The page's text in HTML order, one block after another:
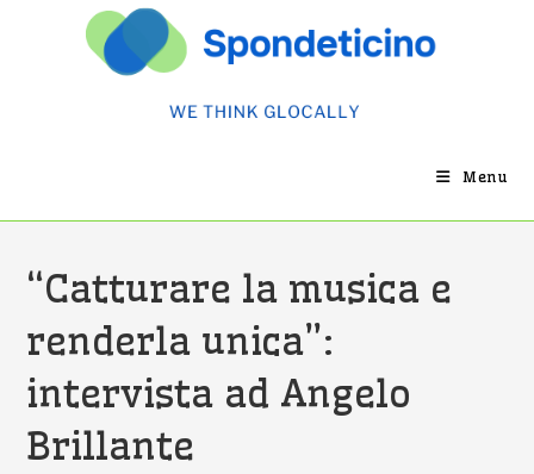
Menu
“Catturare la musica e
renderla unica”:
intervista ad Angelo
Brillante